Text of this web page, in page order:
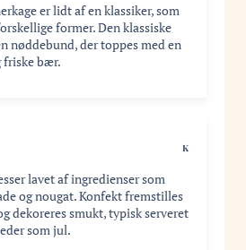
er lidt af en klassiker, som
former. Den klassiske
nøddebund, der toppes med en
bær.
K
lavet af ingredienser som
og nougat. Konfekt fremstilles
dekoreres smukt, typisk serveret
som jul.